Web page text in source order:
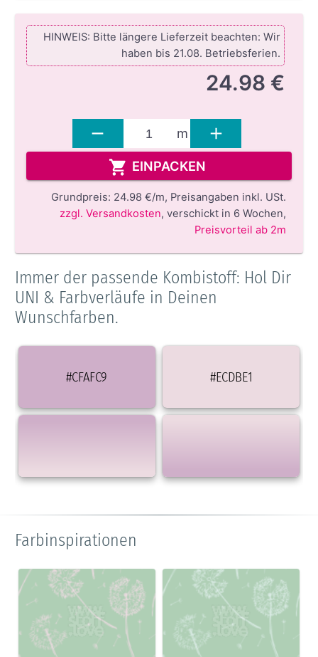
HINWEIS: Bitte längere Lieferzeit beachten: Wir
haben bis 21.08. Betriebsferien.
24.98 €
m
EINPACKEN
Grundpreis: 24.98 €/m, Preisangaben inkl. USt.
zzgl. Versandkosten,verschickt in 6 Wochen,
Preisvorteil ab 2m
Immer der passende Kombistoff: Hol Dir
UNI & Farbverläufe in Deinen
Wunschfarben.
#CFAFC9 #ECDBE1
Farbinspirationen